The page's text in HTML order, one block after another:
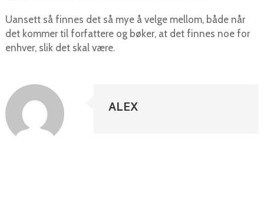
Uansett så finnes det så mye å velge mellom, både når
det kommer til forfattere og bøker, at det finnes noe for
enhver, slik det skal være.
ALEX